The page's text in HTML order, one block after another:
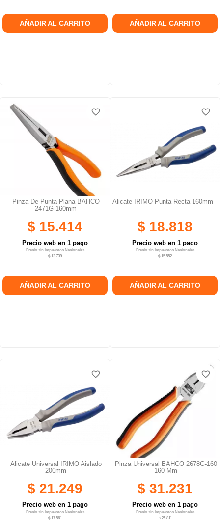
AÑADIR AL CARRITO AÑADIR AL CARRITO
Pinza De Punta Plana BAHCO
2471G 160mm
$ 15.414
Precio web en 1 pago
Precio sin Impuestos Nacionales
$ 12.739
AÑADIR AL CARRITO
favorite_border
favorite_border
Alicate IRIMO Punta Recta 160mm
$ 18.818
Precio web en 1 pago
Precio sin Impuestos Nacionales
$ 15.552
AÑADIR AL CARRITO
favorite_border
favorite_border
Alicate Universal IRIMO Aislado
200mm
$ 21.249
Precio web en 1 pago
Precio sin Impuestos Nacionales
$ 17.561
favorite_border
favorite_border
Pinza Universal BAHCO 2678G-160
160 Mm
$ 31.231
Precio web en 1 pago
Precio sin Impuestos Nacionales
$ 25.811
favorite_border
favorite_border